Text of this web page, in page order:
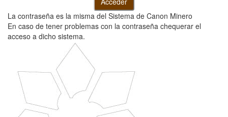
La contraseña es la misma del Sistema de Canon Minero
En caso de tener problemas con la contraseña chequerar el
acceso a dicho sistema.